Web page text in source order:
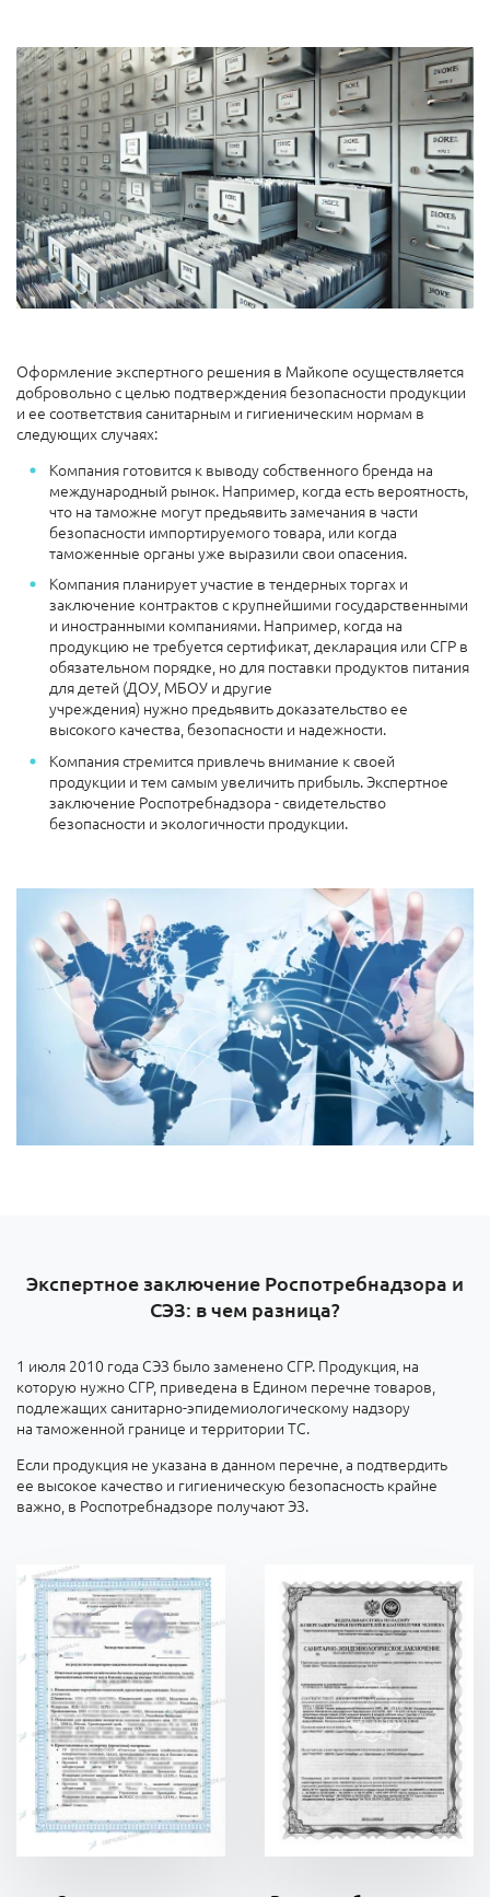
Оформление экспертного решения в Майкопе осуществляется
добровольно с целью подтверждения безопасности продукции
и ее соответствия санитарным и гигиеническим нормам в
следующих случаях:
Компания готовится к выводу собственного бренда на
международный рынок. Например, когда есть вероятность,
что на таможне могут предьявить замечания в части
безопасности импортируемого товара, или когда
таможенные органы уже выразили свои опасения.
Компания планирует участие в тендерных торгах и
заключение контрактов с крупнейшими государственными
и иностранными компаниями. Например, когда на
продукцию не требуется сертификат, декларация или СГР в
обязательном порядке, но для поставки продуктов питания
для детей (ДОУ, МБОУ и другие
учреждения) нужно предьявить доказательство ее
высокого качества, безопасности и надежности.
Компания стремится привлечь внимание к своей
продукции и тем самым увеличить прибыль. Экспертное
заключение Роспотребнадзора - свидетельство
безопасности и экологичности продукции.
Экспертное заключение Роспотребнадзора и
СЭЗ: в чем разница?
1 июля 2010 года СЭЗ было заменено СГР. Продукция, на
которую нужно СГР, приведена в Едином перечне товаров,
подлежащих санитарно-эпидемиологическому надзору
на таможенной границе и территории ТС.
Если продукция не указана в данном перечне, а подтвердить
ее высокое качество и гигиеническую безопасность крайне
важно, в Роспотребнадзоре получают ЭЗ.